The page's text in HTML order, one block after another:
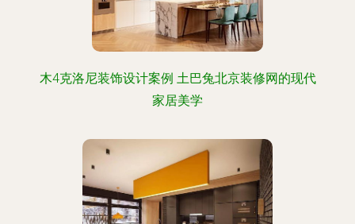
木4克洛尼装饰设计案例 土巴兔北京装修网的现代
家居美学